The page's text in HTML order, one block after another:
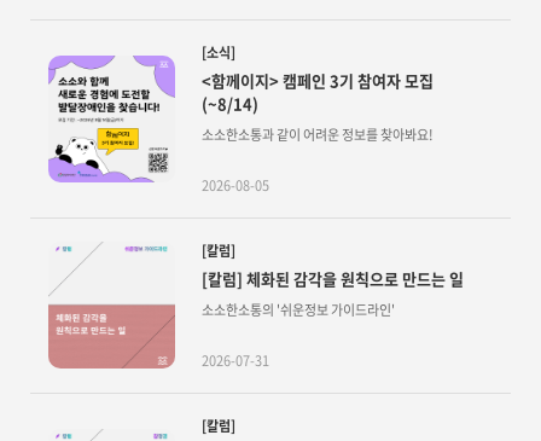
[소식]
<함께이지> 캠페인 3기 참여자 모집
(~8/14)
소소한소통과 같이 어려운 정보를 찾아봐요!
2026-08-05
[칼럼]
[칼럼] 체화된 감각을 원칙으로 만드는 일
소소한소통의 '쉬운정보 가이드라인'
2026-07-31
[칼럼]